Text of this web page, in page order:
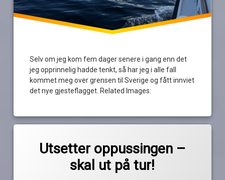
Selv om jeg kom fem dager senere i gang enn det
jeg opprinnelig hadde tenkt, så har jeg i alle fall
kommet meg over grensen til Sverige og fått innviet
det nye gjesteflagget. Related Images:
Utsetter oppussingen –
skal ut på tur!
båtferie